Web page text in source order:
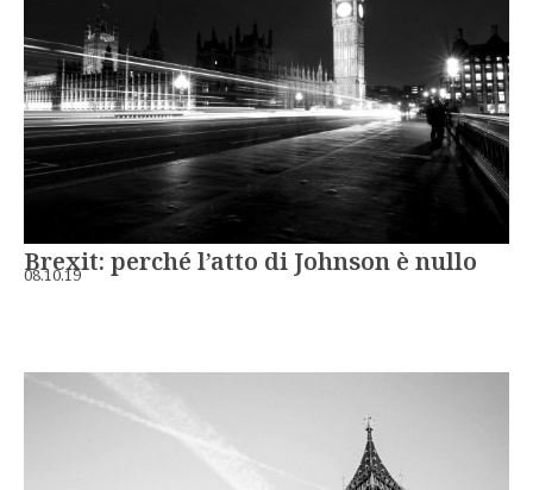
Brexit: perché l’atto di Johnson è nullo
08.10.19